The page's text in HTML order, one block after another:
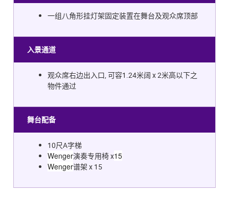
一组八角形挂灯架固定装置在舞台及观众席顶部
入景通道
观众席右边出入口, 可容1.24米阔 x 2米高以下之
物件通过
舞台配备
10尺A字梯
Wenger演奏专用椅 x15
Wenger谱架 x 15